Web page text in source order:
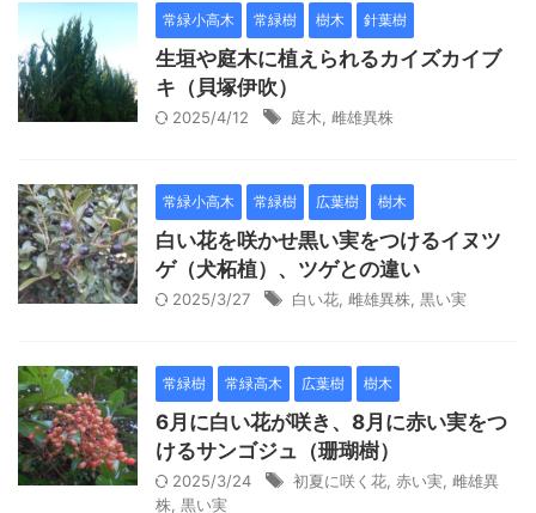
常緑小高木 常緑樹 樹木 針葉樹
生垣や庭木に植えられるカイズカイブ
キ（貝塚伊吹）
2025/4/12 庭木 雌雄異株
常緑小高木 常緑樹 広葉樹 樹木
白い花を咲かせ黒い実をつけるイヌツ
ゲ（犬柘植）、ツゲとの違い
2025/3/27 白い花 雌雄異株 黒い実
常緑樹 常緑高木 広葉樹 樹木
6月に白い花が咲き、8月に赤い実をつ
けるサンゴジュ（珊瑚樹）
2025/3/24 初夏に咲く花 赤い実 雌雄異
株 黒い実